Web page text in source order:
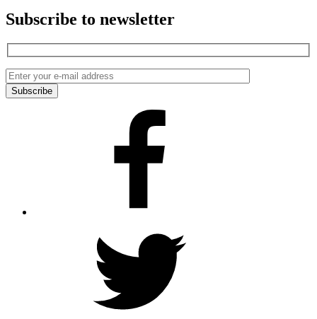
Subscribe to newsletter